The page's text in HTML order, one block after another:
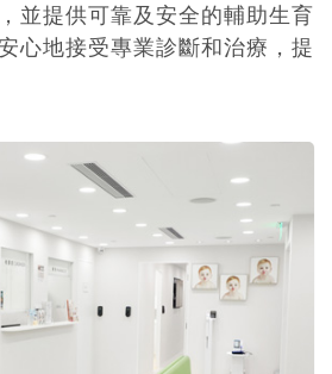
並提供可靠及安全的輔助生育
心地接受專業診斷和治療，提